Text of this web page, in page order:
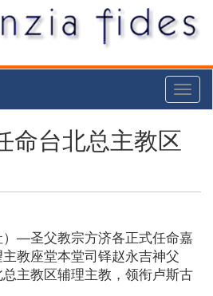
命台北总主教区
—圣父教宗方济各正式任命嘉
教座堂本堂司铎赵永吉神父
总主教区辅理主教，领衔卢斯古